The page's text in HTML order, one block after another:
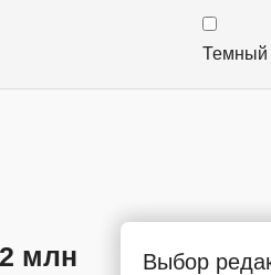
Темный
млн
Выбор